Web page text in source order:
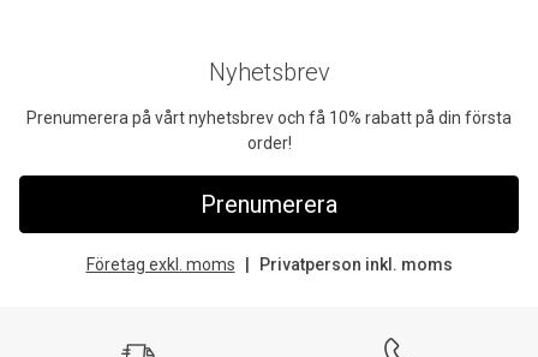
Nyhetsbrev
Prenumerera på vårt nyhetsbrev och få 10% rabatt på din första
order!
Prenumerera
Företag exkl. moms Privatperson inkl. moms